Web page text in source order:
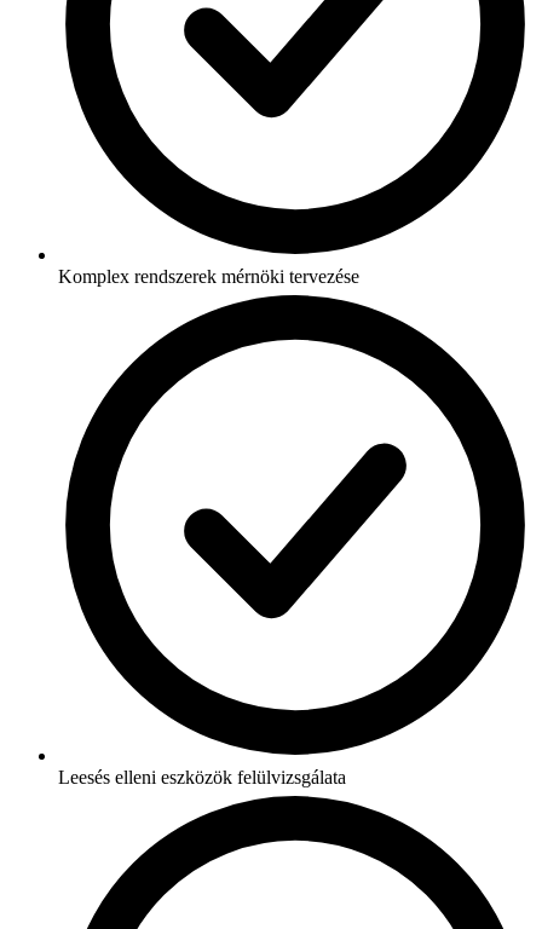
Komplex rendszerek mérnöki tervezése
Leesés elleni eszközök felülvizsgálata